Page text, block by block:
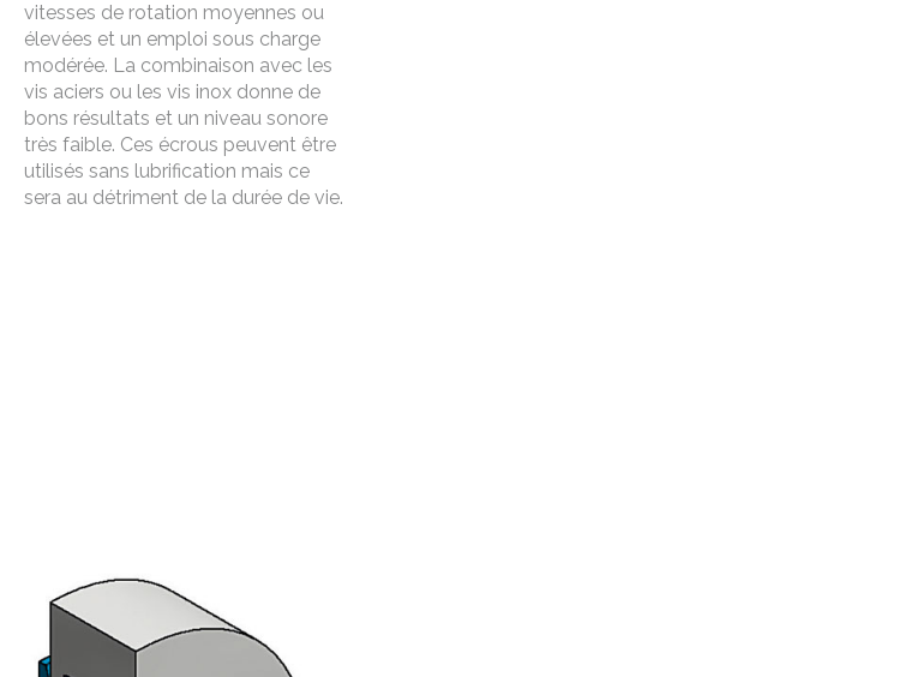
vitesses de rotation moyennes ou
élevées et un emploi sous charge
modérée. La combinaison avec les
vis aciers ou les vis inox donne de
bons résultats et un niveau sonore
très faible. Ces écrous peuvent être
utilisés sans lubrification mais ce
sera au détriment de la durée de vie.